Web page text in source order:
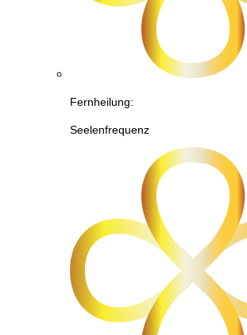
Fernheilung:
Seelenfrequenz